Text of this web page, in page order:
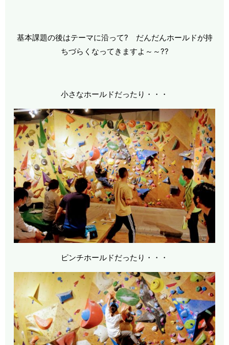
基本課題の後はテーマに沿って? だんだんホールドが持
ちづらくなってきますよ～～??
小さなホールドだったり・・・
ピンチホールドだったり・・・